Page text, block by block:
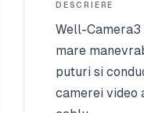
DESCRIERE
Well-Camera3
mare
puturi si
camerei video